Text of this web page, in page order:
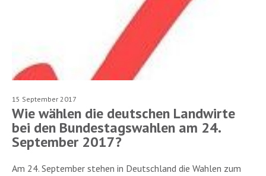
15 September 2017
Wie wählen die deutschen Landwirte
bei den Bundestagswahlen am 24.
September 2017?
Am 24. September stehen in Deutschland die Wahlen zum